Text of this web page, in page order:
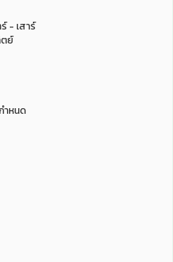
- เสาร์
ตย์
ำหนด